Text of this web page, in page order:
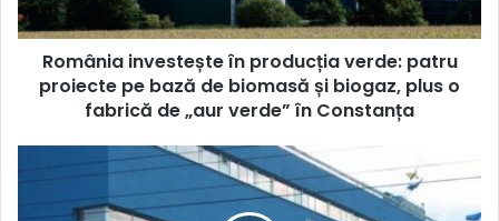
pe
bază
biomasă
România investește în producția verde: patru
proiecte pe bază de biomasă și biogaz, plus o
fabrică de „aur verde” în Constanța